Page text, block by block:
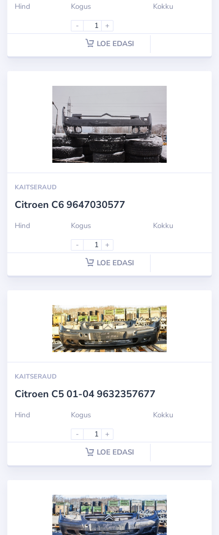
Hind
Kogus
-
+
Kokku
LOE EDASI
KAITSERAUD
Citroen C6 9647030577
Hind
Kogus
-
+
Kokku
LOE EDASI
KAITSERAUD
Citroen C5 01-04 9632357677
Hind
Kogus
-
+
Kokku
LOE EDASI